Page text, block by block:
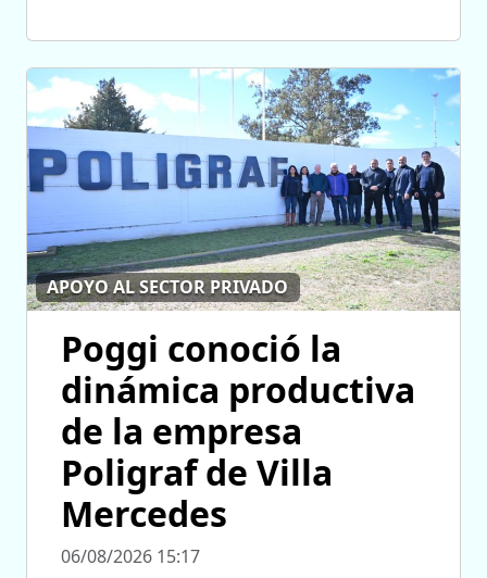
APOYO AL SECTOR PRIVADO
Poggi conoció la
dinámica productiva
de la empresa
Poligraf de Villa
Mercedes
06/08/2026 15:17